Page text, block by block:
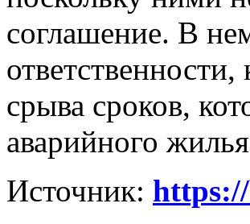
соглашение. В
срыва сроков,
аварийного
Источник: